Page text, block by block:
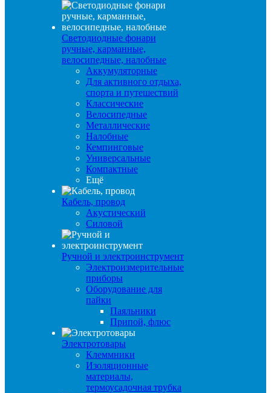
Светодиодные фонари
ручные, карманные,
велосипедные, налобные
Аккумуляторные
Для активного отдыха,
спорта и путешествий
Классические
Велосипедные
Металлические
Налобные
Кемпинговые
Универсальные
Компактные
Ещё
Кабель, провод
Акустический
Силовой
Ручной и электроинструмент
Электроизмерительные
приборы
Оборудование для
пайки
Паяльники
Припой, флюс
Электротовары
Клеммники
Изоляционные
материалы,
термоусадочная трубка